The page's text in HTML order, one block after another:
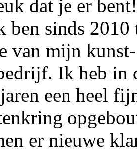
dat je er
ben sinds 2010
van mijn
Ik heb in
een heel
er nieuwe